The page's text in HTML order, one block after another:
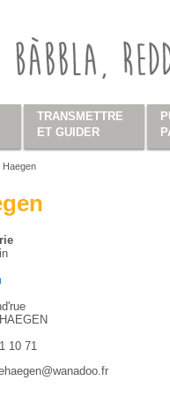
Haegen
HAEGEN
10 71
TRANSMETTRE
ET GUIDER